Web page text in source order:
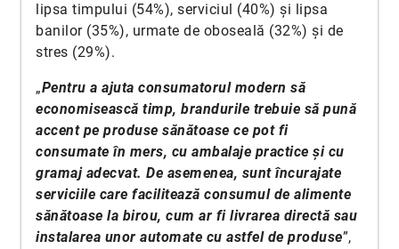
lipsa timpului (54%), serviciul (40%) și lipsa
banilor (35%), urmate de oboseală (32%) și de
stres (29%).
„Pentru a ajuta consumatorul modern să
economisească timp, brandurile trebuie să pună
accent pe produse sănătoase ce pot fi
consumate în mers, cu ambalaje practice și cu
gramaj adecvat. De asemenea, sunt încurajate
serviciile care facilitează consumul de alimente
sănătoase la birou, cum ar fi livrarea directă sau
instalarea unor automate cu astfel de produse”,